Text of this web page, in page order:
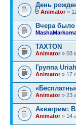
День
Animator»
Bчера было
TAXTON
Animator» 08
Группа
Animator» 17
Animator» 23
Аквагрим:
Animator» 14